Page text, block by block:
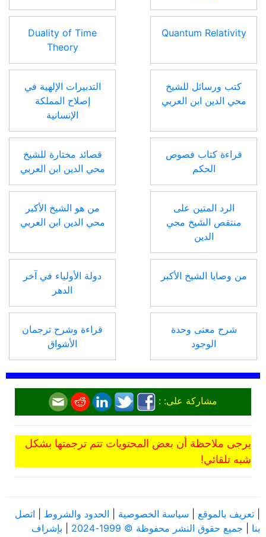
Quantum Relativity
Duality of Time
Theory
كتب ورسائل للشيخ
محي الدين ابن العربي
التدبيرات الإلهية في
إصلاح المملكة
الإنسانية
قراءة كتاب فصوص
الحكم
قصائد مختارة للشيخ
محي الدين ابن العربي
الرد المتين على
منتقص الشيخ محي
الدين
من هو الشيخ الأكبر
محي الدين ابن العربي
من وصايا الشيخ الأكبر
دولة الأولياء في آخر
الدهر
شرح معنى وحدة
الوجود
قراءة وشرح ترجمان
الأشواق
مشاركة على: :
يرجى ملاحظة أن بعض المحتويات تتم ترجمتها بشكل
شبه تلقائي!
تعريف بالموقع سياسة الخصوصية الحدود والشروط
اتصل
بنا
جميع حقوق النشر محفوظة © 1999-2024
بإشراف